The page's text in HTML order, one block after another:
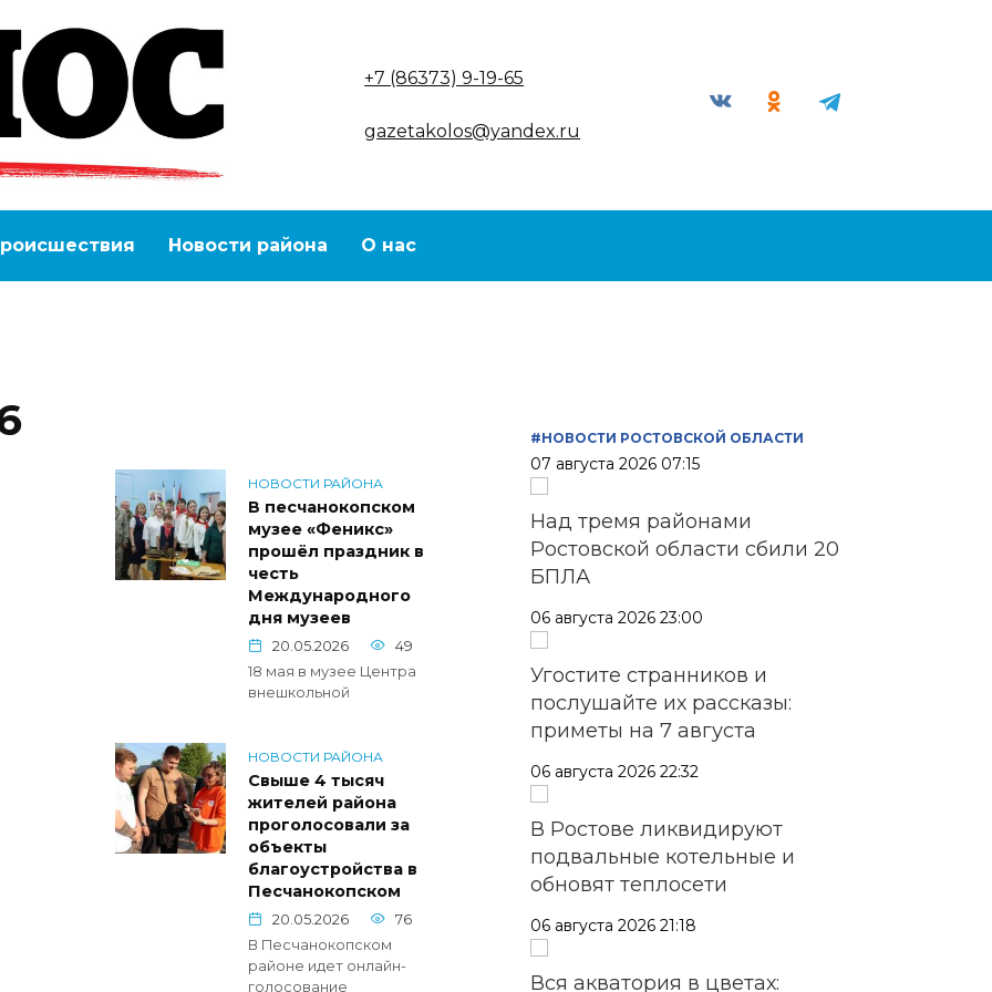
+7 (86373) 9-19-65
gazetakolos@yandex.ru
Новости района О нас
НОВОСТИ РАЙОНА
В песчанокопском
музее «Феникс»
прошёл праздник в
честь
Международного
дня музеев
20.05.2026
49
18 мая в музее Центра
внешкольной
НОВОСТИ РАЙОНА
Свыше 4 тысяч
жителей района
проголосовали за
объекты
благоустройства в
Песчанокопском
20.05.2026
76
В Песчанокопском
районе идет онлайн-
голосование
#НОВОСТИ РОСТОВСКОЙ ОБЛАСТИ
07 августа 2026 07:15
Над тремя районами
Ростовской области сбили 20
БПЛА
06 августа 2026 23:00
Угостите странников и
послушайте их рассказы:
приметы на 7 августа
06 августа 2026 22:32
В Ростове ликвидируют
подвальные котельные и
обновят теплосети
06 августа 2026 21:18
Вся акватория в цветах: